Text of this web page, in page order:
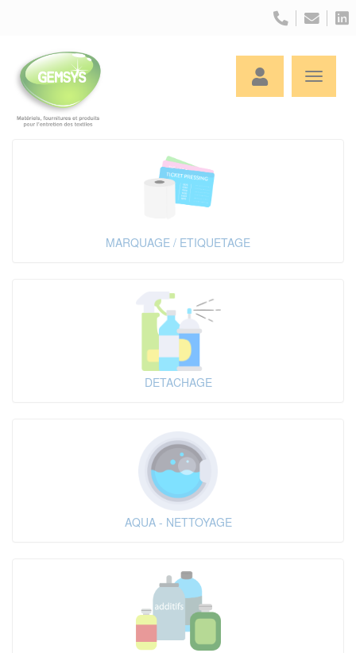
MARQUAGE / ETIQUETAGE
DETACHAGE
AQUA - NETTOYAGE